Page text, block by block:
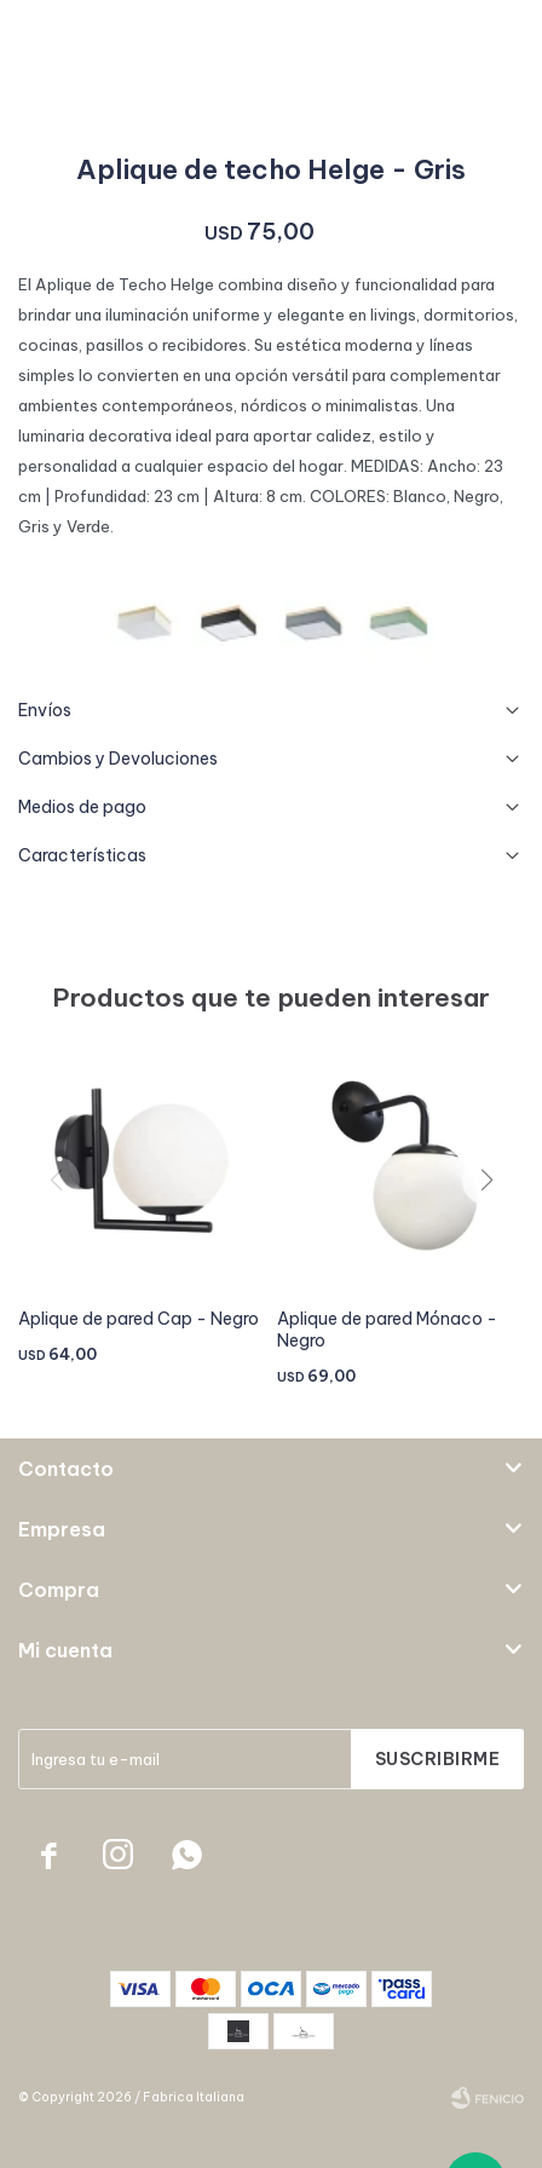
Aplique de techo Helge - Gris
USD 75,00
El Aplique de Techo Helge combina diseño y funcionalidad para
brindar una iluminación uniforme y elegante en livings, dormitorios,
cocinas, pasillos o recibidores. Su estética moderna y líneas
simples lo convierten en una opción versátil para complementar
ambientes contemporáneos, nórdicos o minimalistas. Una
luminaria decorativa ideal para aportar calidez, estilo y
personalidad a cualquier espacio del hogar. MEDIDAS: Ancho: 23
cm | Profundidad: 23 cm | Altura: 8 cm. COLORES: Blanco, Negro,
Gris y Verde.
Envíos
Cambios y Devoluciones
Medios de pago
Características
Productos que te pueden interesar
Aplique de pared Cap - Negro
USD 64,00
Aplique de pared Mónaco -
Negro
USD 69,00
SUSCRIBIRME
  
Contacto
Empresa
Compra
Mi cuenta
© Copyright 2026 / Fabrica Italiana